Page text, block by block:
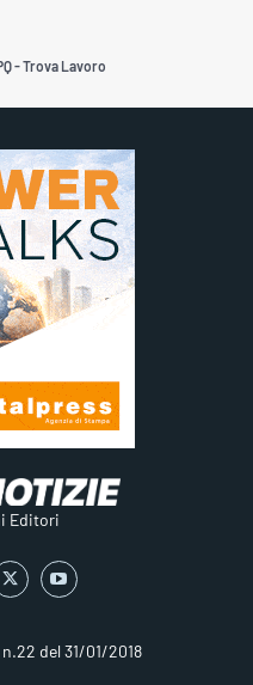
- Trova Lavoro
Editori
del 31/01/2018